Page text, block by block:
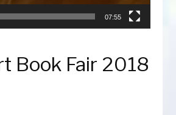
07:55
Book Fair 2018